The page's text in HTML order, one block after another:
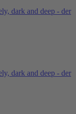
dark and deep - der
dark and deep - der